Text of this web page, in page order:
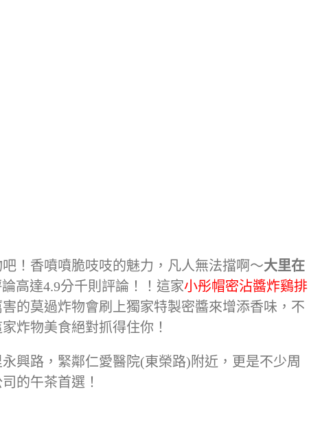
！香噴噴脆吱吱的魅力，凡人無法擋啊〜大里在
高達4.9分千則評論！！這家小彤帽密沾醬炸鷄排
的莫過炸物會刷上獨家特製密醬來增添香味，不
炸物美食絕對抓得住你！
興路，緊鄰仁愛醫院(東榮路)附近，更是不少周
的午茶首選！